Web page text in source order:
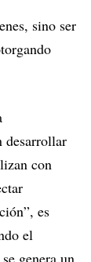
sino ser
desarrollar
con
es
el
genera un